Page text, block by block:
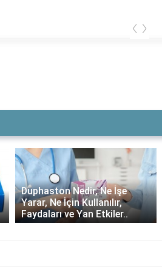
‹ ›
Daflon ne kadar süre
kullanılmalı?